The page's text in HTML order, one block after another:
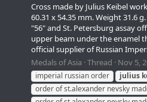
Cross made by Julius Keibel
60.31 x 54.35 mm. Weight 31.6
"56" and St. Petersburg assay
upper beam under the enamel
official supplier of Russian
Medals of Asia Thread Nov 5,
imperial russian order
julius
order of st.alexander nevsky